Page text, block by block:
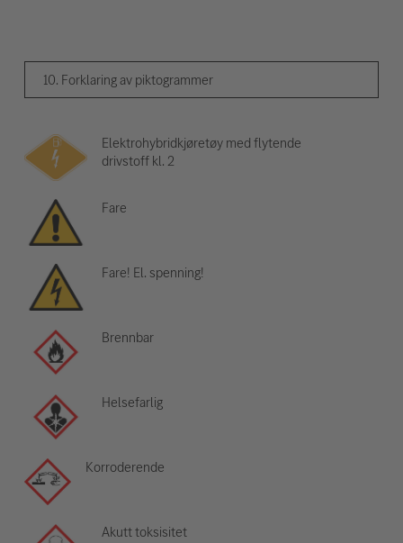
10. Forklaring av piktogrammer
Elektrohybridkjøretøy med flytende
drivstoff kl. 2
Fare
Fare! El. spenning!
Brennbar
Helsefarlig
Korroderende
Akutt toksisitet